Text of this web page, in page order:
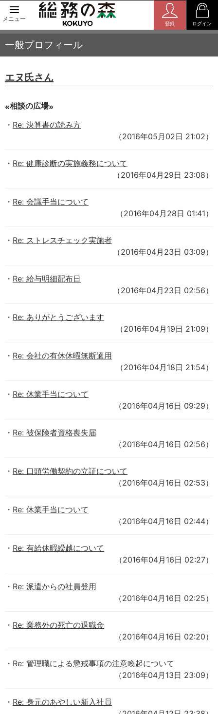
メニュー
登録 ログイン
一般プロフィール
エヌ氏さん
相談の広場
Re: 決算書の読み方
（2016年05月02日 21:02）
Re: 健康診断の実施義務について
（2016年04月29日 23:08）
Re: 会議手当について
（2016年04月28日 01:41）
Re: ストレスチェック実施者
（2016年04月23日 03:09）
Re: 給与明細配布日
（2016年04月23日 02:56）
Re: ありがとうございます
（2016年04月19日 21:09）
Re: 会社の有休休暇無断適用
（2016年04月18日 21:54）
Re: 休業手当について
（2016年04月16日 09:29）
Re: 被保険者資格喪失届
（2016年04月16日 02:56）
Re: 口頭労働契約の立証について
（2016年04月16日 02:53）
Re: 休業手当について
（2016年04月16日 02:44）
Re: 有給休暇繰越について
（2016年04月16日 02:27）
Re: 派遣からの社員登用
（2016年04月16日 02:25）
Re: 業務外の死亡の退職金
（2016年04月16日 02:20）
Re: 管理職による懲戒事項の注意喚起について
（2016年04月13日 23:09）
Re: 身元のあやしい新入社員